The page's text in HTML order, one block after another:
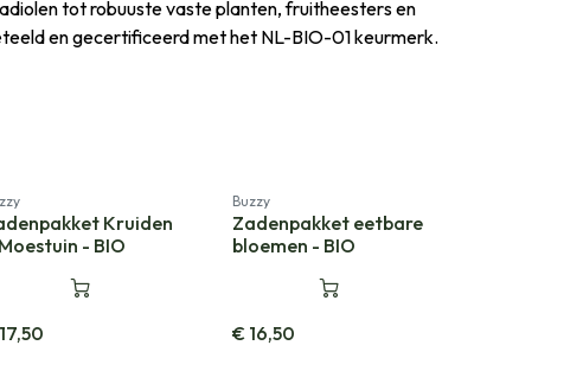
tot robuuste vaste planten, fruitheesters en
en gecertificeerd met het NL-BIO-01 keurmerk.
Kruiden
- BIO
17,50
Cadeauverpakking
Buzzy
Zadenpakket eetbare
bloemen - BIO
€ 16,50